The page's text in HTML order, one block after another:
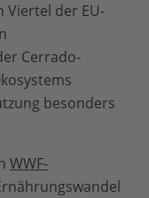
Viertel der EU-
Cerrado-
besonders
WWF-